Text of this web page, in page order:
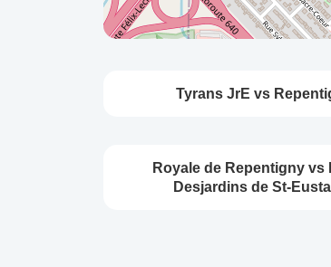
Tyrans JrE vs
Royale de Repentigny vs
Desjardins de St-